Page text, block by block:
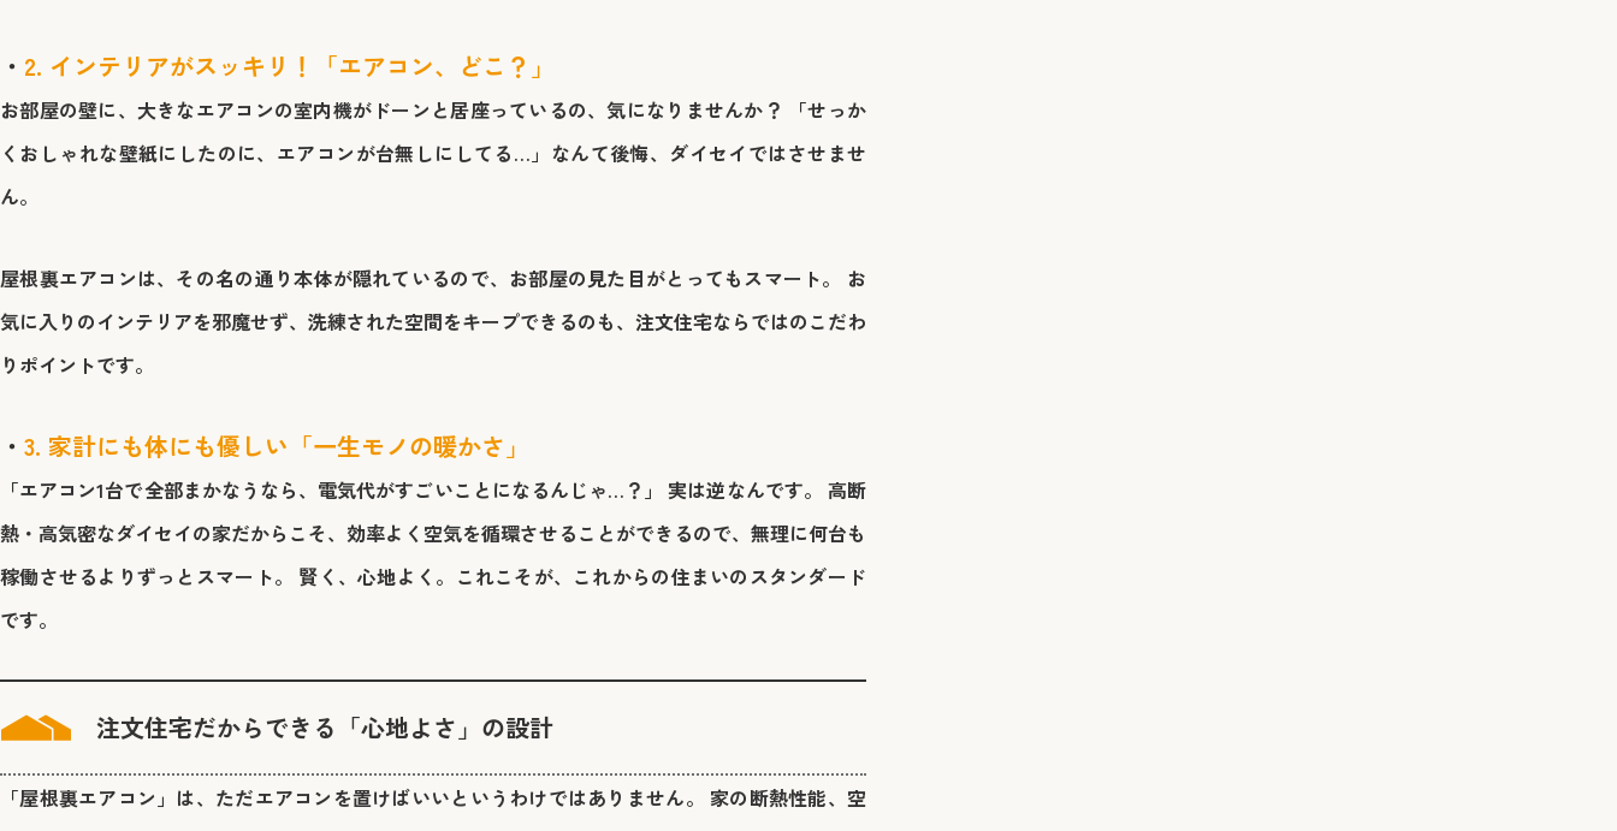
2. インテリアがスッキリ！「エアコン、どこ？」
お部屋の壁に、大きなエアコンの室内機がドーンと居座っているの、気になりませんか？ 「せっか
くおしゃれな壁紙にしたのに、エアコンが台無しにしてる…」なんて後悔、ダイセイではさせませ
ん。
屋根裏エアコンは、その名の通り本体が隠れているので、お部屋の見た目がとってもスマート。 お
気に入りのインテリアを邪魔せず、洗練された空間をキープできるのも、注文住宅ならではのこだわ
りポイントです。
3. 家計にも体にも優しい「一生モノの暖かさ」
「エアコン1台で全部まかなうなら、電気代がすごいことになるんじゃ…？」 実は逆なんです。 高断
熱・高気密なダイセイの家だからこそ、効率よく空気を循環させることができるので、無理に何台も
稼働させるよりずっとスマート。 賢く、心地よく。これこそが、これからの住まいのスタンダード
です。
注文住宅だからできる「心地よさ」の設計
「屋根裏エアコン」は、ただエアコンを置けばいいというわけではありません。 家の断熱性能、空